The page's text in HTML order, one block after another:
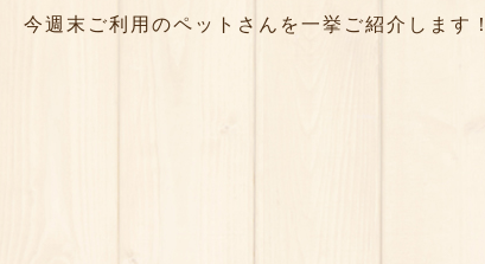
今週末ご利用のペットさんを一挙ご紹介します！